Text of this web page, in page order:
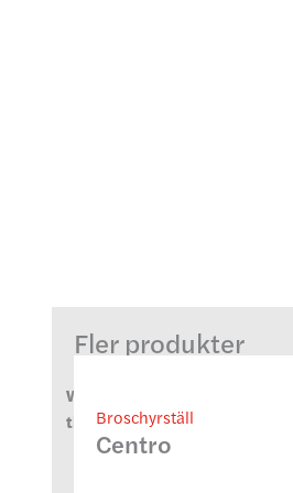
Fler produkter
Warning : Undefined
theme-builder-
Broschyrställ
Centro